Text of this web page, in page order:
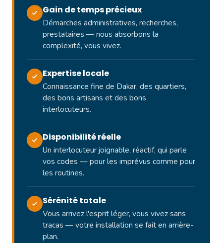
Gain de temps précieux
Démarches administratives, recherches,
prestataires — nous absorbons la
complexité, vous vivez.
Expertise locale
Connaissance fine de Dakar, des quartiers,
des bons artisans et des bons
interlocuteurs.
Disponibilité réelle
Un interlocuteur joignable, réactif, qui parle
vos codes — pour les imprévus comme pour
les routines.
Sérénité totale
Vous arrivez l'esprit léger, vous vivez sans
tracas — votre installation se fait en arrière-
plan.